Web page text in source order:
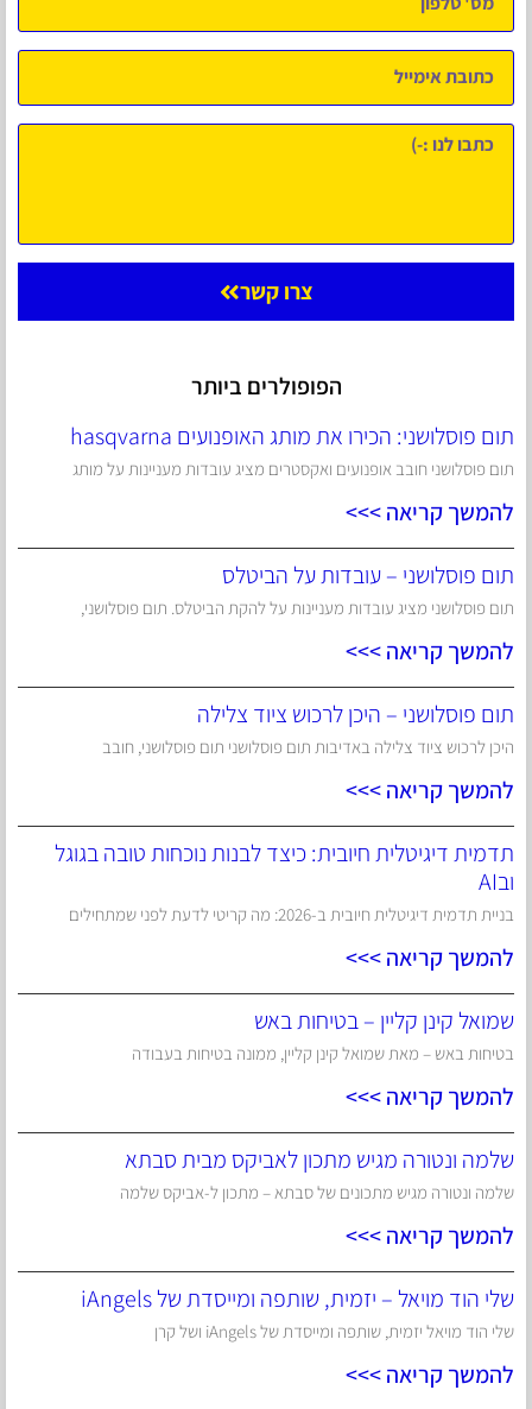
צרו קשר
הפופולרים ביותר
תום פוסלושני: הכירו את מותג האופנועים hasqvarna
תום פוסלושני חובב אופנועים ואקסטרים מציג עובדות מעניינות על מותג
להמשך קריאה >>>
תום פוסלושני – עובדות על הביטלס
תום פוסלושני מציג עובדות מעניינות על להקת הביטלס. תום פוסלושני,
להמשך קריאה >>>
תום פוסלושני – היכן לרכוש ציוד צלילה
היכן לרכוש ציוד צלילה באדיבות תום פוסלושני תום פוסלושני, חובב
להמשך קריאה >>>
תדמית דיגיטלית חיובית: כיצד לבנות נוכחות טובה בגוגל
ובAI
בניית תדמית דיגיטלית חיובית ב-2026: מה קריטי לדעת לפני שמתחילים
להמשך קריאה >>>
שמואל קינן קליין – בטיחות באש
בטיחות באש – מאת שמואל קינן קליין, ממונה בטיחות בעבודה
להמשך קריאה >>>
שלמה ונטורה מגיש מתכון לאביקס מבית סבתא
שלמה ונטורה מגיש מתכונים של סבתא – מתכון ל-אביקס שלמה
להמשך קריאה >>>
שלי הוד מויאל – יזמית, שותפה ומייסדת של iAngels
שלי הוד מויאל יזמית, שותפה ומייסדת של iAngels ושל קרן
להמשך קריאה >>>